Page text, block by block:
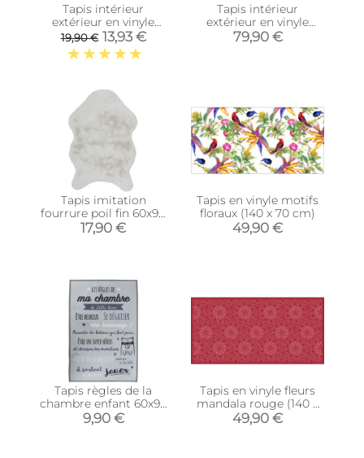
Tapis intérieur
extérieur en vinyle
carreaux marocains (60
x 40 cm)
19,90 € 13,93 €
Tapis intérieur
extérieur en vinyle
carreaux portuguais
(180 x 70 cm)
79,90 €
Tapis imitation
fourrure poil fin 60x90
cm (Ivoire)
17,90 €
Tapis en vinyle motifs
floraux (140 x 70 cm)
49,90 €
Tapis règles de la
chambre enfant 60x90
cm (Little héros - gris)
9,90 €
Tapis en vinyle fleurs
mandala rouge (140 x
70 cm)
49,90 €